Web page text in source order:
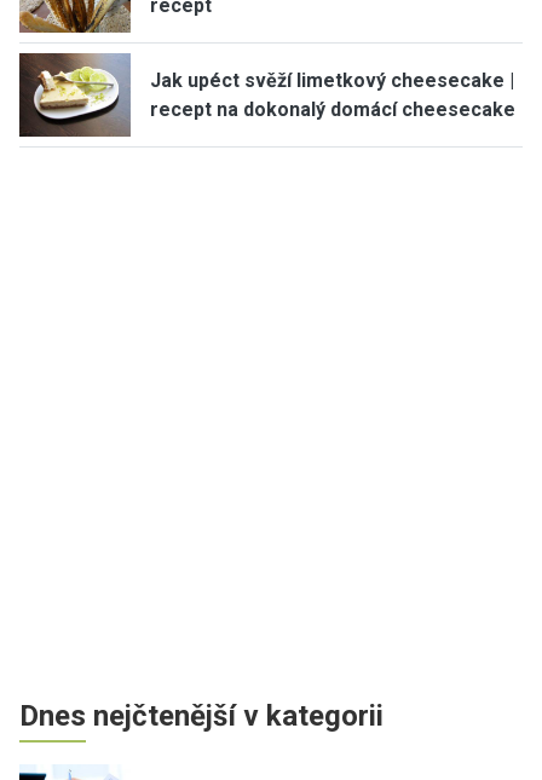
recept
Jak upéct svěží limetkový cheesecake |
recept na dokonalý domácí cheesecake
Dnes nejčtenější v kategorii